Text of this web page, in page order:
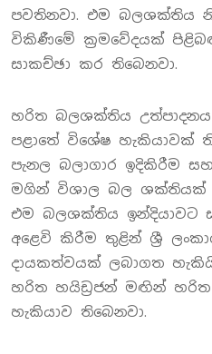
පවතිනවා. එම බලශක්තිය
විකිණීමේ ක්‍රමවේදයක්
සාකච්ඡා කර තිබෙනවා.
හරිත බලශක්තිය
පළාතේ විශේෂ හැකියාවක්
පැනල බලාගාර ඉදිකිරීම
මගින් විශාල බල ශක්තියක්
එම බලශක්තිය ඉන්දියාවට
අළෙවි කිරීම තුළින් ශ්‍රී
දායකත්වයක් ලබාගත
හරිත හයිඩ්‍රජන් මඟින්
හැකියාව තිබෙනවා.